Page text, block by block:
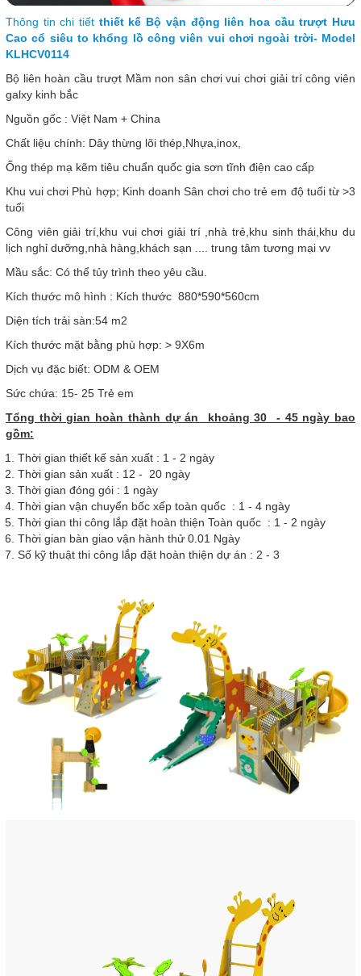
Thông tin chi tiết thiết kế Bộ vận động liên hoa cầu trượt Hưu
Cao cổ siêu to khổng lồ công viên vui chơi ngoài trời- Model
KLHCV0114
Bộ liên hoàn cầu trượt Mầm non sân chơi vui chơi giải trí công viên
galxy kinh bắc
Nguồn gốc : Việt Nam + China
Chất liệu chính: Dây thừng lõi thép,Nhựa,inox,
Ống thép mạ kẽm tiêu chuẩn quốc gia sơn tĩnh điện cao cấp
Khu vui chơi Phù hợp; Kinh doanh Sân chơi cho trẻ em độ tuổi từ >3
tuổi
Công viên giải trí,khu vui chơi giải trí ,nhà trẻ,khu sinh thái,khu du
lịch nghỉ dưỡng,nhà hàng,khách sạn .... trung tâm tương mại vv
Mầu sắc: Có thể tủy trình theo yêu cầu.
Kích thước mô hình : Kích thước 880*590*560cm
Diện tích trải sàn:54 m2
Kích thước mặt bằng phù hợp: > 9X6m
Dịch vụ đặc biết: ODM & OEM
Sức chứa: 15- 25 Trẻ em
Tổng thời gian hoàn thành dự án khoảng 30 - 45 ngày bao
gồm:
Thời gian thiết kế sản xuất : 1 - 2 ngày
Thời gian sản xuất : 12 - 20 ngày
Thời gian đóng gói : 1 ngày
Thời gian vận chuyển bốc xếp toàn quốc : 1 - 4 ngày
Thời gian thi công lắp đặt hoàn thiện Toàn quốc : 1 - 2 ngày
Thời gian bàn giao vận hành thử 0.01 Ngày
Số kỹ thuật thi công lắp đặt hoàn thiện dự án : 2 - 3